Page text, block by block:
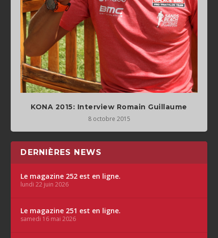
KONA 2015: Interview Romain Guillaume
8 octobre 2015
DERNIÈRES NEWS
Le magazine 252 est en ligne.
lundi 22 juin 2026
Le magazine 251 est en ligne.
samedi 16 mai 2026